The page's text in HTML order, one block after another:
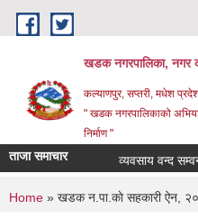
Skip to main content
खडक नगरपालिका, नगर
कल्याणपुर, सप्तरी, मधेश
" खडक नगरपालिकाको
निर्माण "
ताजा समाचार व्यवसाय वन्द सम्वन्धी
You are here
Home » खडक न.पा.काे सहकारी ऐन,